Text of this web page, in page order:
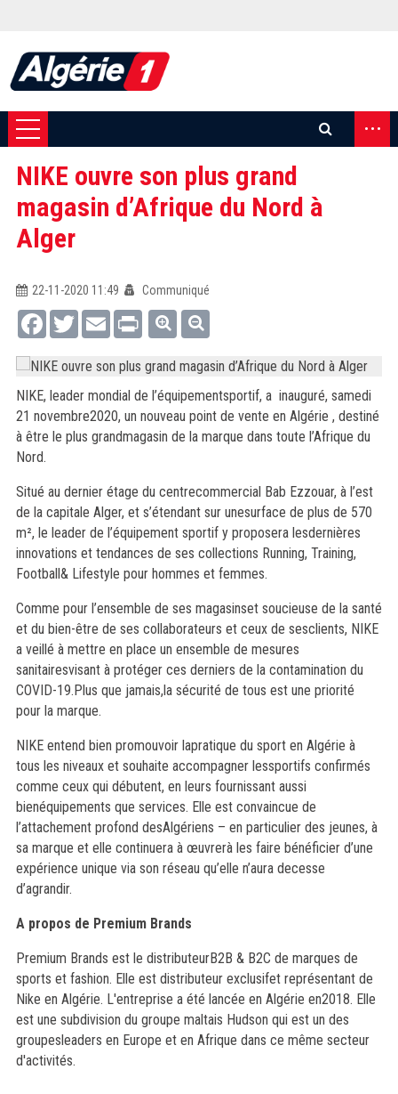
...
NIKE ouvre son plus grand
magasin d’Afrique du Nord à
Alger
22-11-2020 11:49
Communiqué
FacebookTwitterEmail Print
NIKE, leader mondial de l’équipementsportif, a inauguré, samedi
21 novembre2020, un nouveau point de vente en Algérie , destiné
à être le plus grandmagasin de la marque dans toute l’Afrique du
Nord.
Situé au dernier étage du centrecommercial Bab Ezzouar, à l’est
de la capitale Alger, et s’étendant sur unesurface de plus de 570
m², le leader de l’équipement sportif y proposera lesdernières
innovations et tendances de ses collections Running, Training,
Football& Lifestyle pour hommes et femmes.
Comme pour l’ensemble de ses magasinset soucieuse de la santé
et du bien-être de ses collaborateurs et ceux de sesclients, NIKE
a veillé à mettre en place un ensemble de mesures
sanitairesvisant à protéger ces derniers de la contamination du
COVID-19.Plus que jamais,la sécurité de tous est une priorité
pour la marque.
NIKE entend bien promouvoir lapratique du sport en Algérie à
tous les niveaux et souhaite accompagner lessportifs confirmés
comme ceux qui débutent, en leurs fournissant aussi
bienéquipements que services. Elle est convaincue de
l’attachement profond desAlgériens – en particulier des jeunes, à
sa marque et elle continuera à œuvrerà les faire bénéficier d’une
expérience unique via son réseau qu’elle n’aura decesse
d’agrandir.
A propos de Premium Brands
Premium Brands est le distributeurB2B & B2C de marques de
sports et fashion. Elle est distributeur exclusifet représentant de
Nike en Algérie. L'entreprise a été lancée en Algérie en2018. Elle
est une subdivision du groupe maltais Hudson qui est un des
groupesleaders en Europe et en Afrique dans ce même secteur
d'activités.